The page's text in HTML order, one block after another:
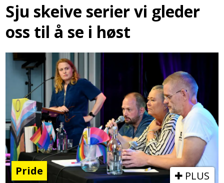
Sju skeive serier vi gleder
oss til å se i høst
Pride PLUS